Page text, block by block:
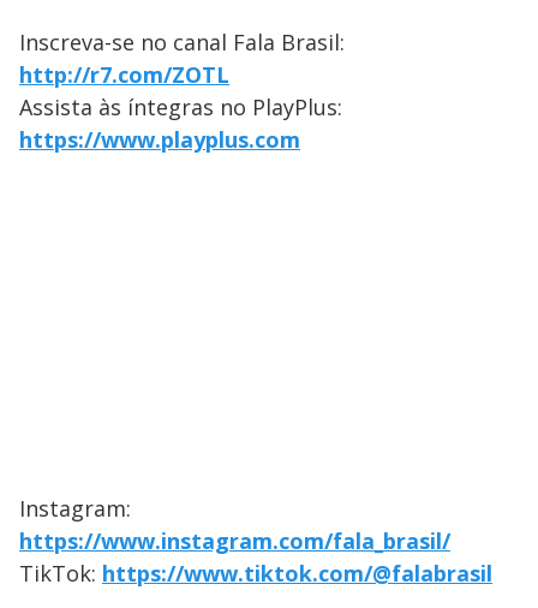
Inscreva-se no canal Fala Brasil:
http://r7.com/ZOTL
Assista às íntegras no PlayPlus:
https://www.playplus.com
Instagram:
https://www.instagram.com/fala_brasil/
TikTok: https://www.tiktok.com/@falabrasil